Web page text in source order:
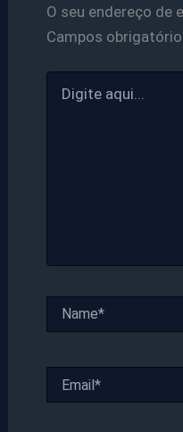
O seu endereço de
Campos
aqui...